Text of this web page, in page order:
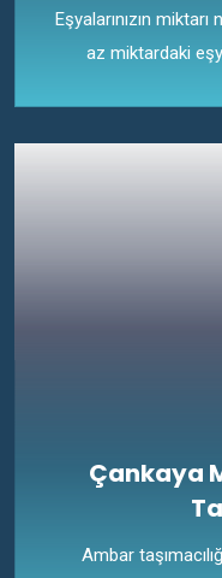
Eşyalarınızın
az miktardaki
Çankaya
Ambar